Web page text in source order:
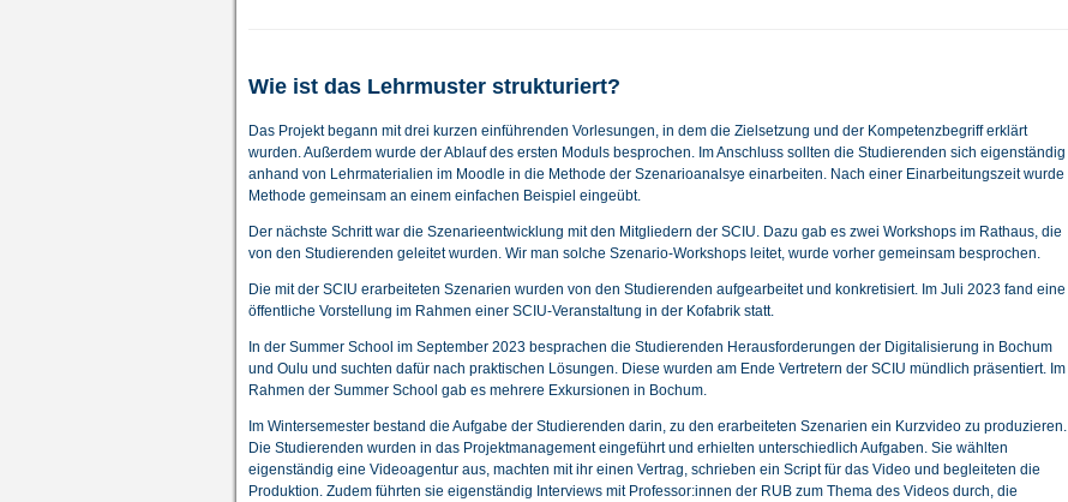
Wie ist das Lehrmuster strukturiert?
Das Projekt begann mit drei kurzen einführenden Vorlesungen, in dem die Zielsetzung und der Kompetenzbegriff erklärt
wurden. Außerdem wurde der Ablauf des ersten Moduls besprochen. Im Anschluss sollten die Studierenden sich eigenständig
anhand von Lehrmaterialien im Moodle in die Methode der Szenarioanalsye einarbeiten. Nach einer Einarbeitungszeit wurde
Methode gemeinsam an einem einfachen Beispiel eingeübt.
Der nächste Schritt war die Szenarieentwicklung mit den Mitgliedern der SCIU. Dazu gab es zwei Workshops im Rathaus, die
von den Studierenden geleitet wurden. Wir man solche Szenario-Workshops leitet, wurde vorher gemeinsam besprochen.
Die mit der SCIU erarbeiteten Szenarien wurden von den Studierenden aufgearbeitet und konkretisiert. Im Juli 2023 fand eine
öffentliche Vorstellung im Rahmen einer SCIU-Veranstaltung in der Kofabrik statt.
In der Summer School im September 2023 besprachen die Studierenden Herausforderungen der Digitalisierung in Bochum
und Oulu und suchten dafür nach praktischen Lösungen. Diese wurden am Ende Vertretern der SCIU mündlich präsentiert. Im
Rahmen der Summer School gab es mehrere Exkursionen in Bochum.
Im Wintersemester bestand die Aufgabe der Studierenden darin, zu den erarbeiteten Szenarien ein Kurzvideo zu produzieren.
Die Studierenden wurden in das Projektmanagement eingeführt und erhielten unterschiedlich Aufgaben. Sie wählten
eigenständig eine Videoagentur aus, machten mit ihr einen Vertrag, schrieben ein Script für das Video und begleiteten die
Produktion. Zudem führten sie eigenständig Interviews mit Professor:innen der RUB zum Thema des Videos durch, die